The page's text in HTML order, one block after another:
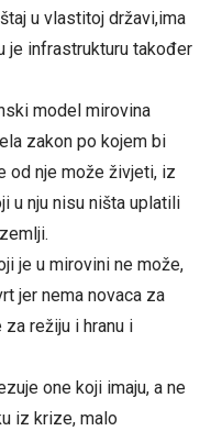
u vlastitoj državi,ima
je infrastrukturu također
model mirovina
zakon po kojem bi
od nje može živjeti, iz
u nju nisu ništa uplatili
je u mirovini ne može,
jer nema novaca za
režiju i hranu i
one koji imaju, a ne
iz krize, malo